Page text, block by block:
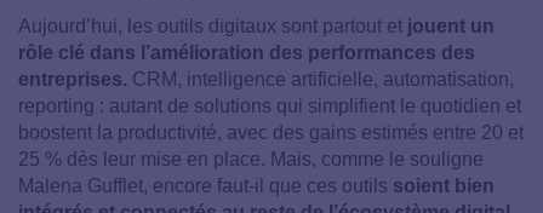
Aujourd’hui, les outils digitaux sont partout et jouent un
rôle clé dans l’amélioration des performances des
entreprises. CRM, intelligence artificielle, automatisation,
reporting : autant de solutions qui simplifient le quotidien et
boostent la productivité, avec des gains estimés entre 20 et
25 % dès leur mise en place. Mais, comme le souligne
Malena Gufflet, encore faut-il que ces outils soient bien